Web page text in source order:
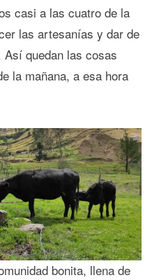
casi a las cuatro de la
las artesanías y dar de
quedan las cosas
la mañana, a esa hora
bonita, llena de